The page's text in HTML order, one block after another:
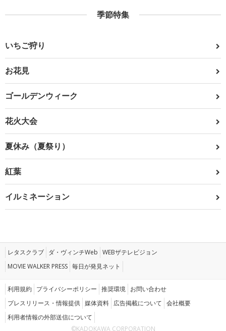
季節特集
いちご狩り
お花見
ゴールデンウィーク
花火大会
夏休み（夏祭り）
紅葉
イルミネーション
レタスクラブ ダ・ヴィンチWeb WEBザテレビジョン
MOVIE WALKER PRESS 毎日が発見ネット
利用規約 プライバシーポリシー 推奨環境 お問い合わせ
プレスリリース・情報提供 媒体資料 広告掲載について 会社概要
利用者情報の外部送信について
©KADOKAWA CORPORATION